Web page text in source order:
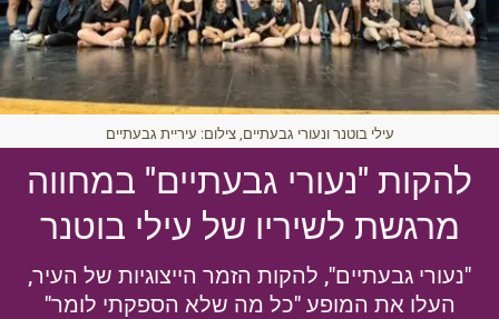
עילי בוטנר ונעורי גבעתיים, צילום: עיריית גבעתיים
להקות "נעורי גבעתיים" במחווה
מרגשת לשיריו של עילי בוטנר
"נעורי גבעתיים", להקות הזמר הייצוגיות של העיר,
העלו את המופע "כל מה שלא הספקתי לומר"